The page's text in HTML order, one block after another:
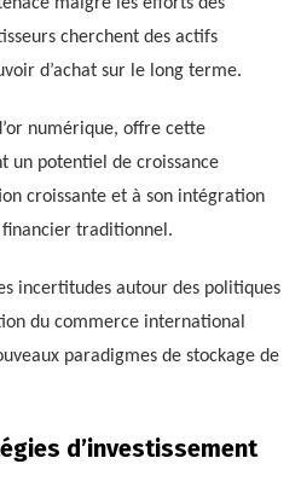
cherchent des actifs
d’achat sur le long terme.
numérique, offre cette
un potentiel de croissance
croissante et à son intégration
financier traditionnel.
incertitudes autour des politiques
du commerce international
paradigmes de stockage de
d’investissement